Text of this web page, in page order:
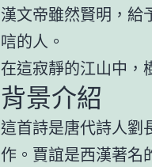
漢文帝雖然賢明，給
唁的人。
在這寂靜的江山中，
背景介紹
這首詩是唐代詩人劉
作。賈誼是西漢著名